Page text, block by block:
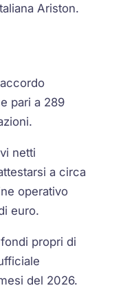
Ariston.
pari a 289
netti
a circa
operativo
euro.
propri di
del 2026.